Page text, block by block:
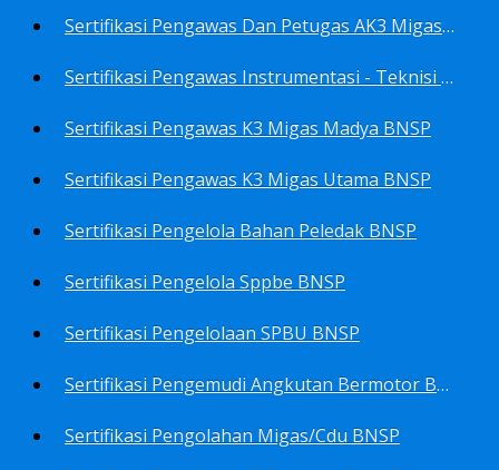
Sertifikasi Pengawas Dan Petugas AK3 Migas BNSP
Sertifikasi Pengawas Instrumentasi - Teknisi Instrumentasi Tingkat 1 Dan 2 BNSP
Sertifikasi Pengawas K3 Migas Madya BNSP
Sertifikasi Pengawas K3 Migas Utama BNSP
Sertifikasi Pengelola Bahan Peledak BNSP
Sertifikasi Pengelola Sppbe BNSP
Sertifikasi Pengelolaan SPBU BNSP
Sertifikasi Pengemudi Angkutan Bermotor BNSP
Sertifikasi Pengolahan Migas/Cdu BNSP